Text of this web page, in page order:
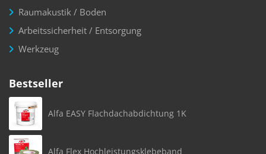
Raumakustik / Boden
Arbeitssicherheit / Entsorgung
Werkzeug
Bestseller
Alfa EASY Flachdachabdichtung 1K
Alfa Flex Hochleistungsklebeband